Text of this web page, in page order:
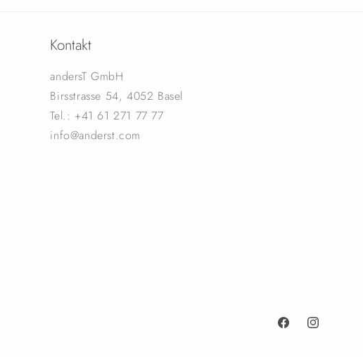
Kontakt
andersT GmbH
Birsstrasse 54, 4052 Basel
Tel.: +41 61 271 77 77
info@anderst.com
FacebookInstagram